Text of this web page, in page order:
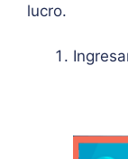
lucro.